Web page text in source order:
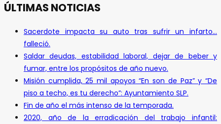
ÚLTIMAS NOTICIAS
Sacerdote impacta su auto tras sufrir un infarto…
falleció.
Saldar deudas, estabilidad laboral, dejar de beber y
fumar, entre los propósitos de año nuevo.
Misión cumplida, 25 mil apoyos “En son de Paz” y “De
piso a techo, es tu derecho”: Ayuntamiento SLP.
Fin de año el más intenso de la temporada.
2020, año de la erradicación del trabajo infantil: